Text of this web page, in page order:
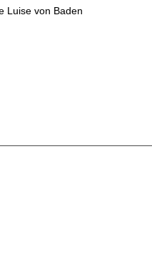
Luise von Baden